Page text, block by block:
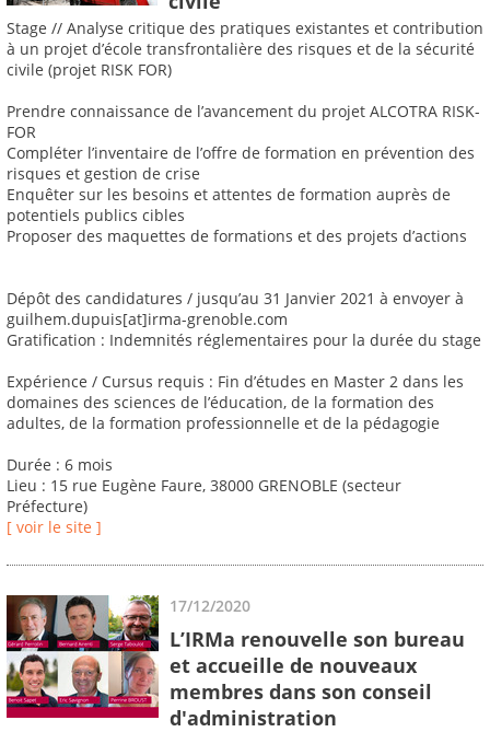
Stage // Analyse critique des pratiques existantes et contribution
à un projet d’école transfrontalière des risques et de la sécurité
civile (projet RISK FOR)
Prendre connaissance de l’avancement du projet ALCOTRA RISK-
FOR
Compléter l’inventaire de l’offre de formation en prévention des
risques et gestion de crise
Enquêter sur les besoins et attentes de formation auprès de
potentiels publics cibles
Proposer des maquettes de formations et des projets d’actions
Dépôt des candidatures / jusqu’au 31 Janvier 2021 à envoyer à
guilhem.dupuis[at]irma-grenoble.com
Gratification : Indemnités réglementaires pour la durée du stage
Expérience / Cursus requis : Fin d’études en Master 2 dans les
domaines des sciences de l’éducation, de la formation des
adultes, de la formation professionnelle et de la pédagogie
Durée : 6 mois
Lieu : 15 rue Eugène Faure, 38000 GRENOBLE (secteur
Préfecture)
[ voir le site ]
17/12/2020
L’IRMa renouvelle son bureau
et accueille de nouveaux
membres dans son conseil
d'administration